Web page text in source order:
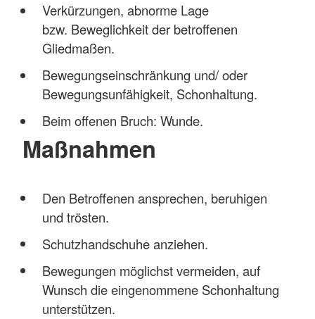
Verkürzungen, abnorme Lage
bzw. Beweglichkeit der betroffenen
Gliedmaßen.
Bewegungseinschränkung und/ oder
Bewegungsunfähigkeit, Schonhaltung.
Beim offenen Bruch: Wunde.
Maßnahmen
Den Betroffenen ansprechen, beruhigen
und trösten.
Schutzhandschuhe anziehen.
Bewegungen möglichst vermeiden, auf
Wunsch die eingenommene Schonhaltung
unterstützen.